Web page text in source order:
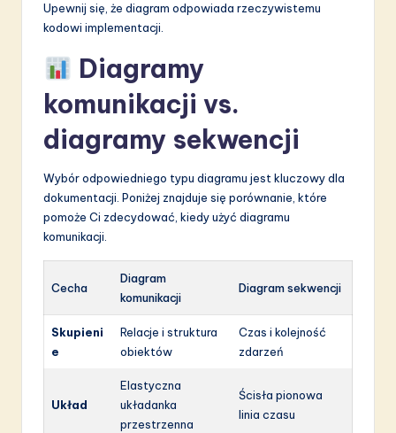
Upewnij się, że diagram odpowiada rzeczywistemu
kodowi implementacji.
Diagramy
komunikacji vs.
diagramy sekwencji
Wybór odpowiedniego typu diagramu jest kluczowy dla
dokumentacji. Poniżej znajduje się porównanie, które
pomoże Ci zdecydować, kiedy użyć diagramu
komunikacji.
Cecha
Diagram
komunikacji
Diagram sekwencji
Skupieni
e
Relacje i struktura
obiektów
Czas i kolejność
zdarzeń
Układ
Elastyczna
układanka
przestrzenna
Ścisła pionowa
linia czasu